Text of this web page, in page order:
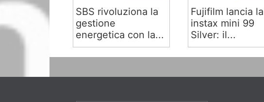
SBS rivoluziona la
gestione
energetica con la...
Fujifilm lancia la
instax mini 99
Silver: il...